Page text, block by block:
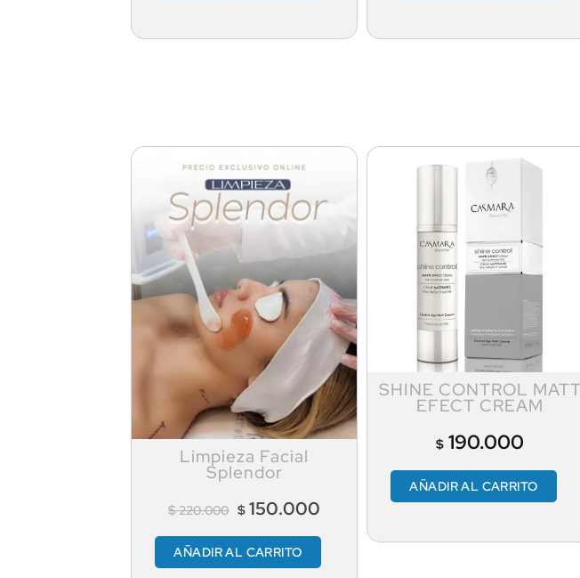
Limpieza Facial
Splendor
$220.000 $150.000
AÑADIR AL CARRITO
SHINE CONTROL MATT
EFECT CREAM
$ 190.000
AÑADIR AL CARRITO